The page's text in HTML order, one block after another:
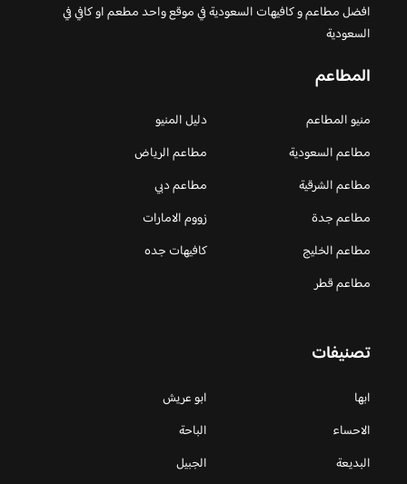
افضل مطاعم و كافيهات السعودية في موقع واحد مطعم او كافي في
السعودية
المطاعم
منيو المطاعم
دليل المنيو
مطاعم السعودية
مطاعم الرياض
مطاعم الشرقية
مطاعم دبي
مطاعم جدة
زووم الامارات
مطاعم الخليج
كافيهات جده
مطاعم قطر
تصنيفات
ابها
ابو عريش
الاحساء
الباحة
البديعة
الجبيل